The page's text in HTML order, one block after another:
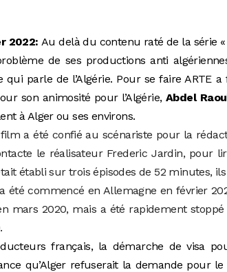
2022:Au delà du contenu raté de la série
de ses productions anti
qui parle de l’Algérie. Pour se faire ARTE
son animosité pour l’Algérie,Abdel
à Alger ou ses environs.
a été confié au scénariste pour la
le réalisateur Frederic Jardin, pour
établi sur trois épisodes de 52 minutes,
été commencé en Allemagne en février
mars 2020, mais a été rapidement
français, la démarche de visa
qu’Alger refuserait la demande pour